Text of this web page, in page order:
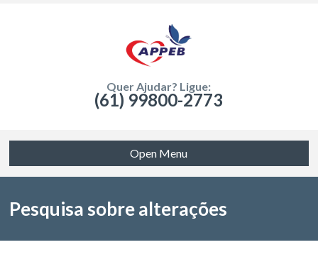
Quer Ajudar? Ligue:
(61) 99800-2773
Open Menu
Pesquisa sobre alterações